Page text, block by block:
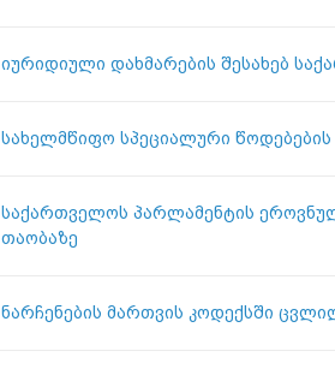
იურიდიული დახმარების შესახებ
სახელმწიფო სპეციალური
საქართველოს პარლამენტის
თაობაზე
ნარჩენების მართვის კოდექსში